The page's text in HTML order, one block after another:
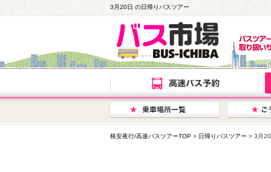
3月20日 の日帰りバスツアー
格安夜行/高速バスツアーTOP > 日帰りバスツアー > 3月